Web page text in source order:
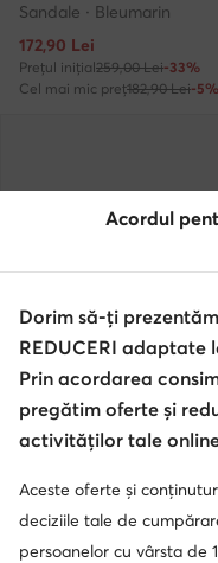
Sandale · Bleumarin
Prețul actual
172,90 Lei
Prețul inițial259,00 Lei-33%
Cel mai mic preț182,90 Lei-5%
extra -25% Cod: SUMMER
weCare
Lasocki
Şlapi · Auriu
Lei
Acordul
Dorim să-ți prezentăm
REDUCERI adaptate
Prin acordarea
pregătim oferte și
activităților tale
Aceste oferte și
deciziile tale de
persoanelor cu vârsta de